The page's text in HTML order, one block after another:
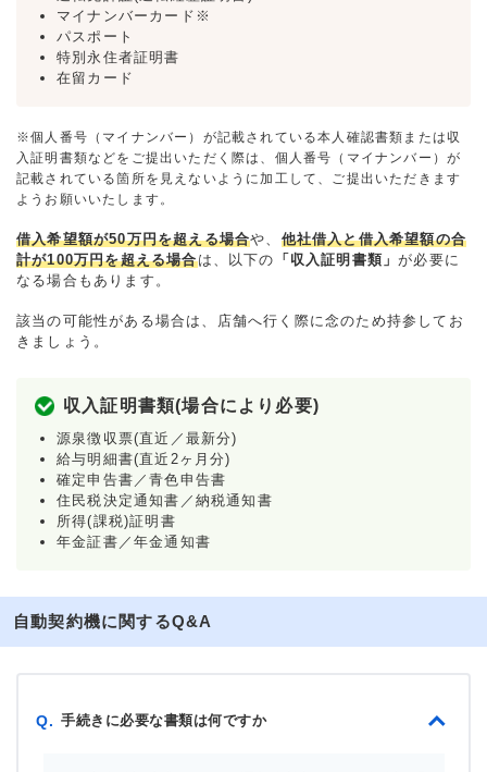
マイナンバーカード※
パスポート
特別永住者証明書
在留カード
※個人番号（マイナンバー）が記載されている本人確認書類または収
入証明書類などをご提出いただく際は、個人番号（マイナンバー）が
記載されている箇所を見えないように加工して、ご提出いただきます
ようお願いいたします。
借入希望額が50万円を超える場合や、 他社借入と借入希望額の合
計が100万円を超える場合は、以下の 「収入証明書類」が必要に
なる場合もあります。
該当の可能性がある場合は、店舗へ行く際に念のため持参してお
きましょう。
収入証明書類(場合により必要)
源泉徴収票(直近／最新分)
給与明細書(直近2ヶ月分)
確定申告書／青色申告書
住民税決定通知書／納税通知書
所得(課税)証明書
年金証書／年金通知書
自動契約機に関するQ&A
Q. 手続きに必要な書類は何ですか